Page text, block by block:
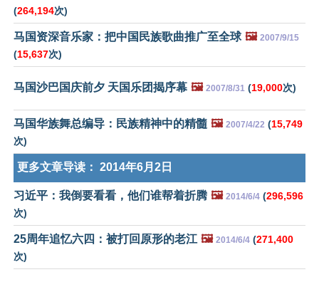
(264,194次)
马国资深音乐家：把中国民族歌曲推广至全球 🖼️ 2007/9/15
(15,637次)
马国沙巴国庆前夕 天国乐团揭序幕 🖼️ 2007/8/31 (19,000次)
马国华族舞总编导：民族精神中的精髓 🖼️ 2007/4/22 (15,749
次)
更多文章导读： 2014年6月2日
习近平：我倒要看看，他们谁帮着折腾 🖼️ 2014/6/4 (296,596
次)
25周年追忆六四：被打回原形的老江 🖼️ 2014/6/4 (271,400
次)